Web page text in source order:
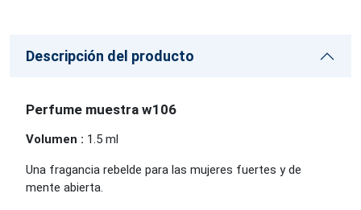
Descripción del producto
Perfume muestra w106
Volumen : 1.5 ml
Una fragancia rebelde para las mujeres fuertes y de
mente abierta.